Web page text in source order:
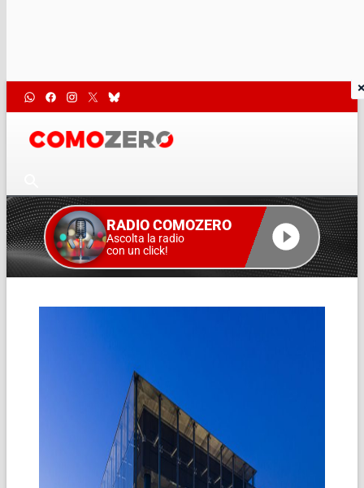
RADIO COMOZERO
Ascolta la radio
con un click!